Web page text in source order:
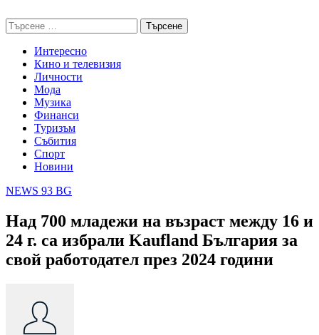
to
content
Търсене
за:
Интересно
Кино и телевизия
Личности
Мода
Музика
Финанси
Туризъм
Събития
Спорт
Новини
NEWS 93 BG
Над 700 младежи на възраст между 16 и
24 г. са избрали Kaufland България за
свой работодател през 2024 години